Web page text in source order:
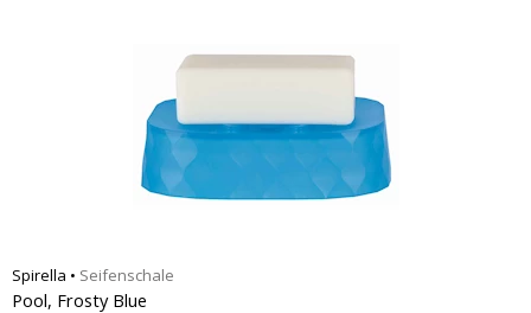
Spirella • Seifenschale
Pool, Frosty Blue